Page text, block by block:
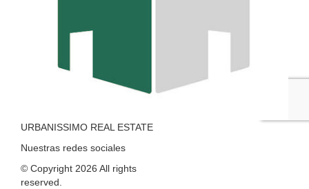
URBANISSIMO REAL ESTATE
Nuestras redes sociales
© Copyright 2026 All rights
reserved.